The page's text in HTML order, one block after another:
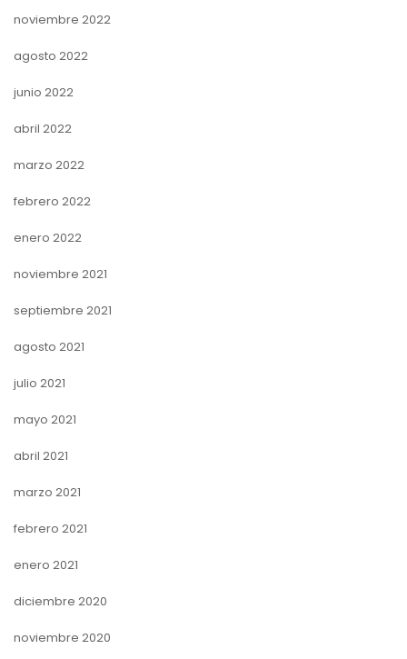
noviembre 2022
agosto 2022
junio 2022
abril 2022
marzo 2022
febrero 2022
enero 2022
noviembre 2021
septiembre 2021
agosto 2021
julio 2021
mayo 2021
abril 2021
marzo 2021
febrero 2021
enero 2021
diciembre 2020
noviembre 2020